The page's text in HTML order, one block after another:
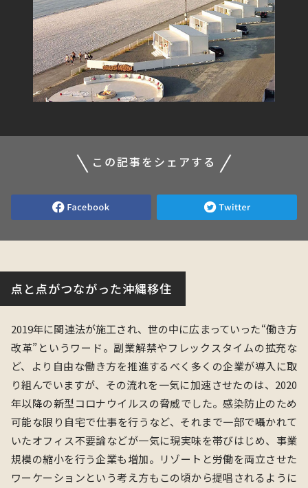
この記事をシェアする
点と点がつながった沖縄移住
2019年に関連法が施工され、世の中に広まっていった“働き方
改革”というワード。副業解禁やフレックスタイムの拡充な
ど、より自由な働き方を推進するべく多くの企業が導入に取
り組んでいますが、その流れを一気に加速させたのは、2020
年以降の新型コロナウイルスの脅威でした。感染防止のため
可能な限り自宅で仕事を行うなど、それまで一部で囁かれて
いたオフィス不要論などが一気に現実味を帯びはじめ、事業
規模の縮小を行う企業も増加。リゾートと労働を両立させた
ワーケーションという考え方もこの頃から提唱されるように